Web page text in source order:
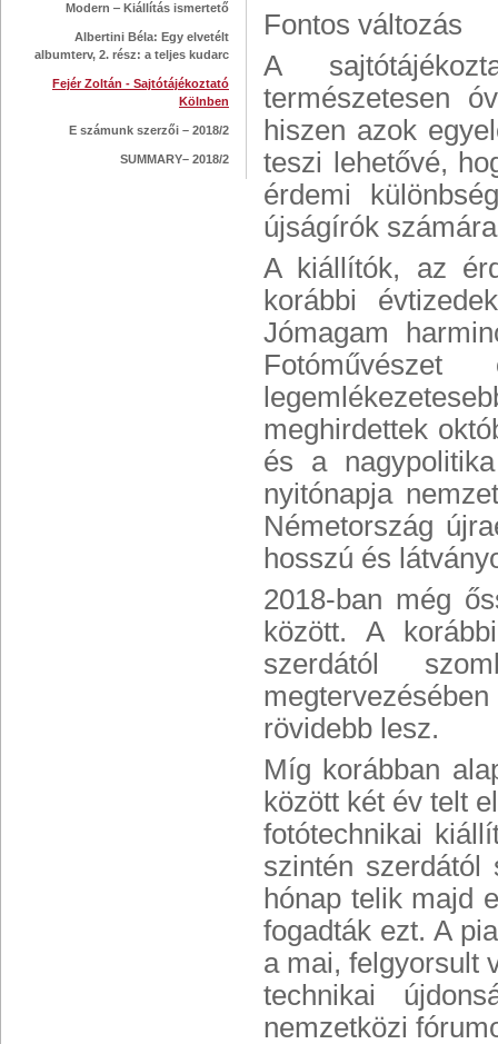
Modern ‒ Kiállítás ismertető
Albertini Béla: Egy elvetélt
albumterv, 2. rész: a teljes kudarc
Fejér Zoltán - Sajtótájékoztató
Kölnben
E számunk szerzői – 2018/2
SUMMARY– 2018/2
Fontos változás
A
természetesen
hiszen azok
teszi lehetővé,
érdemi
újságírók
A kiállítók, az
korábbi
Jómagam
meghirdettek
és a
nyitónapja
Németország
hosszú és
2018-ban még
között. A
szerdától
rövidebb lesz.
Míg korábban
között két év telt
fotótechnikai
szintén szerdától
hónap telik majd
fogadták ezt. A
a mai, felgyorsult
technikai
nemzetközi